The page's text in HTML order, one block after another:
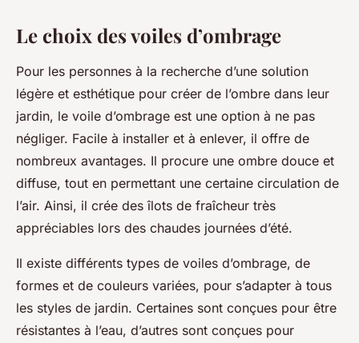
Le choix des voiles d’ombrage
Pour les personnes à la recherche d’une solution
légère et esthétique pour créer de l’ombre dans leur
jardin, le voile d’ombrage est une option à ne pas
négliger. Facile à installer et à enlever, il offre de
nombreux avantages. Il procure une ombre douce et
diffuse, tout en permettant une certaine circulation de
l’air. Ainsi, il crée des îlots de fraîcheur très
appréciables lors des chaudes journées d’été.
Il existe différents types de voiles d’ombrage, de
formes et de couleurs variées, pour s’adapter à tous
les styles de jardin. Certaines sont conçues pour être
résistantes à l’eau, d’autres sont conçues pour